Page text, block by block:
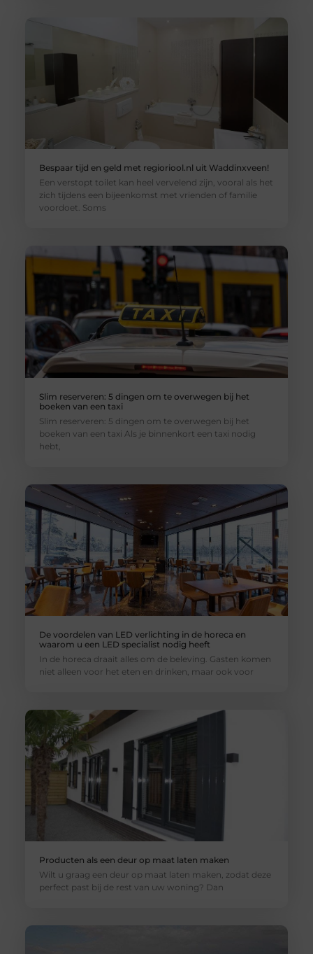
Bespaar tijd en geld met regioriool.nl uit Waddinxveen!
Een verstopt toilet kan heel vervelend zijn, vooral als het
zich tijdens een bijeenkomst met vrienden of familie
voordoet. Soms
Slim reserveren: 5 dingen om te overwegen bij het
boeken van een taxi
Slim reserveren: 5 dingen om te overwegen bij het
boeken van een taxi Als je binnenkort een taxi nodig
hebt,
De voordelen van LED verlichting in de horeca en
waarom u een LED specialist nodig heeft
In de horeca draait alles om de beleving. Gasten komen
niet alleen voor het eten en drinken, maar ook voor
Producten als een deur op maat laten maken
Wilt u graag een deur op maat laten maken, zodat deze
perfect past bij de rest van uw woning? Dan